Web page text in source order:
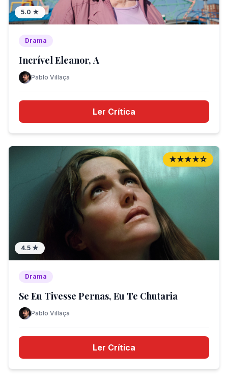
5.0 ★
Drama
Incrível Eleanor, A
Pablo Villaça
Ler Crítica
★★★★☆
4.5 ★
Drama
Se Eu Tivesse Pernas, Eu Te Chutaria
Pablo Villaça
Ler Crítica